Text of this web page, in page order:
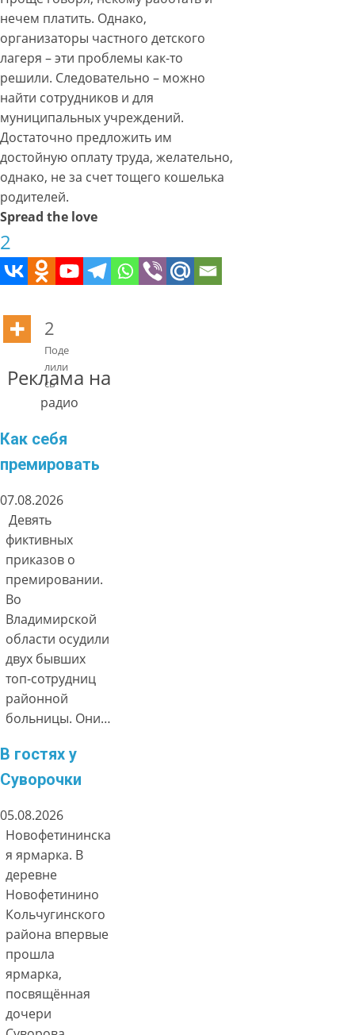
нечем платить. Однако,
организаторы частного детского
лагеря – эти проблемы как-то
решили. Следовательно – можно
найти сотрудников и для
муниципальных учреждений.
Достаточно предложить им
достойную оплату труда, желательно,
однако, не за счет тощего кошелька
родителей.
Spread the love
2
2
Поде
лили
сь
Реклама на
радио
Как себя
премировать
07.08.2026
Девять
фиктивных
приказов о
премировании.
Во
Владимирской
области осудили
двух бывших
топ-сотрудниц
районной
больницы. Они…
В гостях у
Суворочки
05.08.2026
Новофетининска
я ярмарка. В
деревне
Новофетинино
Кольчугинского
района впервые
прошла
ярмарка,
посвящённая
дочери